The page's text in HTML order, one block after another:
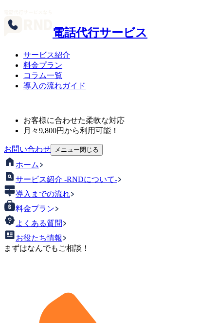
電話代行サービス
サービス紹介
料金プラン
コラム一覧
導入の流れガイド
お客様に合わせた柔軟な対応
月々9,800円から利用可能！
お問い合わせ メニュー閉じる
ホーム
サービス紹介 -RNDについて-
導入までの流れ
料金プラン
よくある質問
お役たち情報
まずはなんでもご相談！